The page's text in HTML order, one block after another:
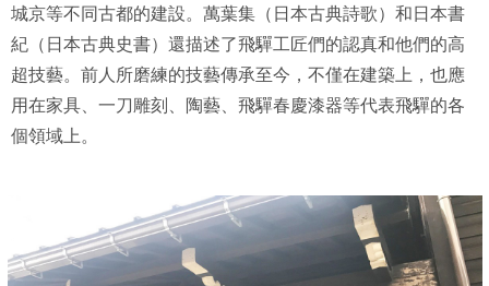
城京等不同古都的建設。萬葉集（日本古典詩歌）和日本書
紀（日本古典史書）還描述了飛驒工匠們的認真和他們的高
超技藝。前人所磨練的技藝傳承至今，不僅在建築上，也應
用在家具、一刀雕刻、陶藝、飛驒春慶漆器等代表飛驒的各
個領域上。